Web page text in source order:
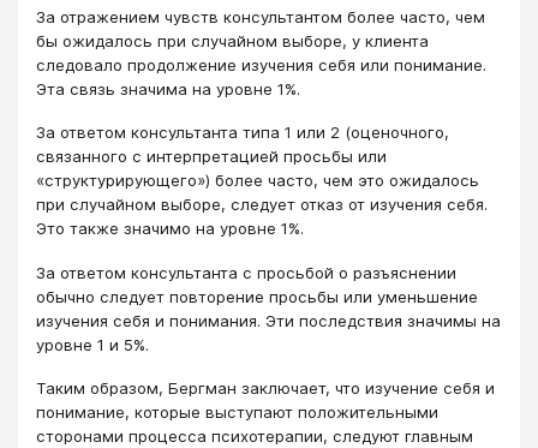
За отражением чувств консультантом более часто, чем
бы ожидалось при случайном выборе, у клиента
следовало продолжение изучения себя или понимание.
Эта связь значима на уровне 1%.
За ответом консультанта типа 1 или 2 (оценочного,
связанного с интерпретацией просьбы или
«структурирующего») более часто, чем это ожидалось
при случайном выборе, следует отказ от изучения себя.
Это также значимо на уровне 1%.
За ответом консультанта с просьбой о разъяснении
обычно следует повторение просьбы или уменьшение
изучения себя и понимания. Эти последствия значимы на
уровне 1 и 5%.
Таким образом, Бергман заключает, что изучение себя и
понимание, которые выступают положительными
сторонами процесса психотерапии, следуют главным